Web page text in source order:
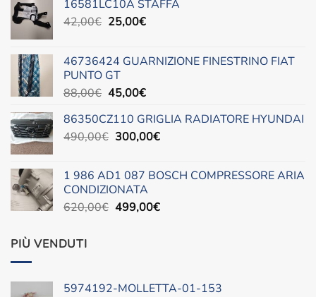
16581LC10A STAFFA
42,00€ Il
era:
42,00€.
25,00€Il
è:
46736424 GUARNIZIONE FINESTRINO FIAT
PUNTO GT
88,00€ Il
originale
era:
45,00€Il
attuale
è:
86350CZ110 GRIGLIA RADIATORE HYUNDAI
490,00€ Il
era:
490,00€.
300,00€Il
è:
1 986 AD1 087 BOSCH COMPRESSORE ARIA
CONDIZIONATA
620,00€ Il
499,00€Il
PIÙ VENDUTI
5974192-MOLLETTA-01-153